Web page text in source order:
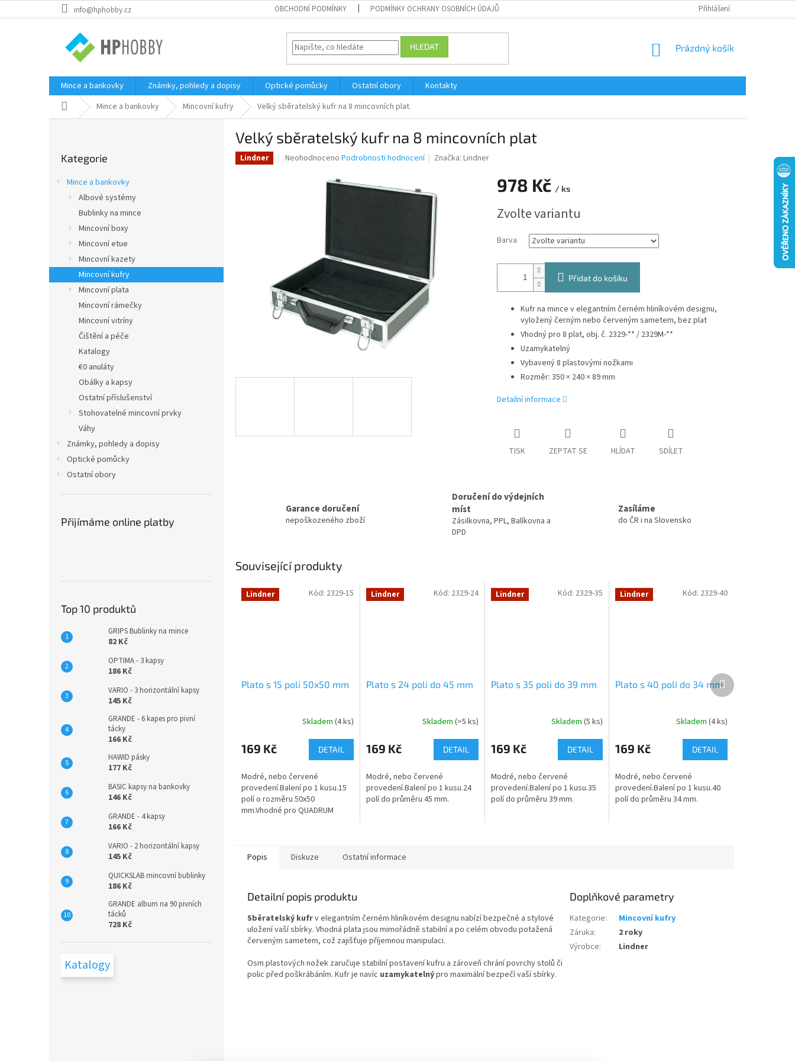
na
info@hphobby.cz OBCHODNÍ PODMÍNKY PODMÍNKY OCHRANY OSOBNÍCH ÚDAJŮ Přihlášení
HLEDAT
NÁKUPNÍ
Prázdný košík
Mince a bankovky Známky, pohledy a dopisy Optické pomůcky Ostatní obory
Kontakty
Domů Mince a bankovky Mincovní kufry Velký sběratelský kufr na 8 mincovních plat
n
e
kategorie
Kategorie
Mince a bankovky
Albové systémy
Bublinky na mince
Mincovní boxy
Mincovní etue
Mincovní kazety
Mincovní kufry
Mincovní plata
Mincovní rámečky
Mincovní vitríny
Čištění a péče
Katalogy
€0 anuláty
Obálky a kapsy
Ostatní příslušenství
Stohovatelné mincovní prvky
Váhy
Známky, pohledy a dopisy
Optické pomůcky
Ostatní obory
Přijímáme online platby
Top 10 produktů
GRIPS Bublinky na mince
82 Kč
OPTIMA - 3 kapsy
186 Kč
VARIO - 3 horizontální kapsy
145 Kč
GRANDE - 6 kapes pro pivní
tácky
166 Kč
HAWID pásky
177 Kč
BASIC kapsy na bankovky
146 Kč
GRANDE - 4 kapsy
166 Kč
VARIO - 2 horizontální kapsy
145 Kč
QUICKSLAB mincovní bublinky
186 Kč
GRANDE album na 90 pivních
tácků
728 Kč
Katalogy
Velký sběratelský kufr na 8 mincovních plat
Lindner
Průměrné
Neohodnoceno Podrobnosti hodnocení Značka:Lindner
978 Kč / ks
cena:
Zvolte variantu
Barva
Přidat do košíku
Kufr na mince v elegantním černém hliníkovém designu,
vyložený černým nebo červeným sametem, bez plat
Vhodný pro 8 plat, obj. č. 2329-** / 2329M-**
Uzamykatelný
Vybavený 8 plastovými nožkami
Rozměr: 350 × 240 × 89 mm
Detailní informace
TISK ZEPTAT SE HLÍDAT SDÍLET
Garance doručení
nepoškozeného zboží
Doručení do výdejních
míst
Zásilkovna, PPL, Balíkovna a
DPD
Zasíláme
do ČR i na Slovensko
Související produkty
Lindner
Plato s 15 poli 50x50 mm
Skladem (4 ks)
169 Kč DETAIL
Modré, nebo červené
provedení.Balení po 1 kusu.15
polí o rozměru 50x50
mm.Vhodné pro QUADRUM
Kód: 2329-15 Lindner
Plato s 24 poli do 45 mm
Skladem (>5 ks)
169 Kč DETAIL
Modré, nebo červené
provedení.Balení po 1 kusu.24
polí do průměru 45 mm.
Kód: 2329-24 Lindner
Plato s 35 poli do 39 mm
Skladem(5 ks)
169 Kč DETAIL
Modré, nebo červené
provedení.Balení po 1 kusu.35
polí do průměru 39 mm.
Kód: 2329-35 Lindner
Plato s 40 poli do 34 mm
Skladem (4 ks)
169 Kč DETAIL
Modré, nebo červené
provedení.Balení po 1 kusu.40
polí do průměru 34 mm.
Kód: 2329-40
Další
produkt
Popis Diskuze Ostatní informace
Detailní popis produktu
Sběratelský kufrv elegantním černém hliníkovém designu nabízí bezpečné a stylové
uložení vaší sbírky. Vhodná plata jsou mimořádně stabilní a po celém obvodu potažená
červeným sametem, což zajišťuje příjemnou manipulaci.
Osm plastových nožek zaručuje stabilní postavení kufru a zároveň chrání povrchy stolů či
polic před poškrábáním. Kufr je navíc uzamykatelnýpro maximální bezpečí vaší sbírky.
Doplňkové parametry
Kategorie:
Mincovní kufry
Záruka:
2 roky
Výrobce: Lindner